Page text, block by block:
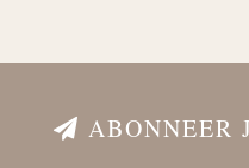
ABONNEER